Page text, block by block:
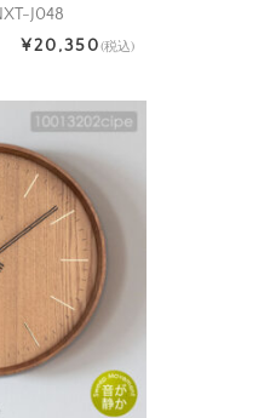
J048
¥20,350(税込)